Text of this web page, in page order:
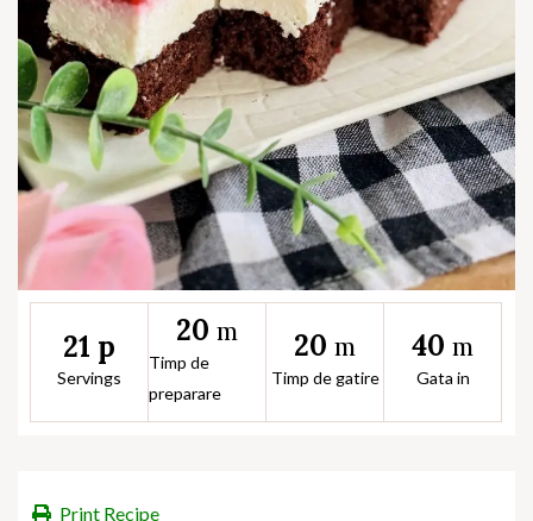
21 p
Servings
20 m
Timp de
preparare
20 m
Timp de gatire
40 m
Gata in
Print Recipe